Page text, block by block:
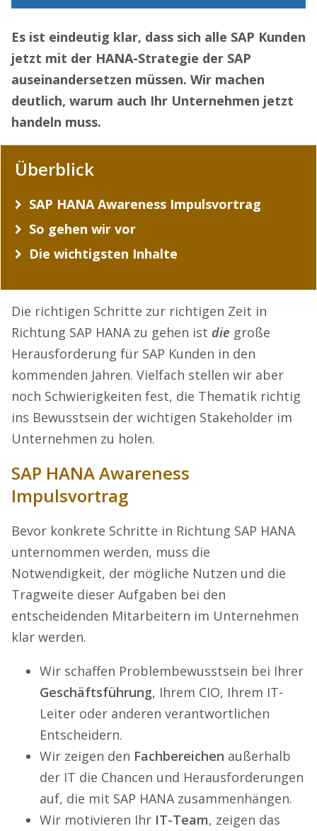
Es ist eindeutig klar, dass sich alle SAP Kunden
jetzt mit der HANA-Strategie der SAP
auseinandersetzen müssen. Wir machen
deutlich, warum auch Ihr Unternehmen jetzt
handeln muss.
Überblick
SAP HANA Awareness Impulsvortrag
So gehen wir vor
Die wichtigsten Inhalte
Die richtigen Schritte zur richtigen Zeit in
Richtung SAP HANA zu gehen ist die große
Herausforderung für SAP Kunden in den
kommenden Jahren. Vielfach stellen wir aber
noch Schwierigkeiten fest, die Thematik richtig
ins Bewusstsein der wichtigen Stakeholder im
Unternehmen zu holen.
SAP HANA Awareness
Impulsvortrag
Bevor konkrete Schritte in Richtung SAP HANA
unternommen werden, muss die
Notwendigkeit, der mögliche Nutzen und die
Tragweite dieser Aufgaben bei den
entscheidenden Mitarbeitern im Unternehmen
klar werden.
Wir schaffen Problembewusstsein bei Ihrer
Geschäftsführung, Ihrem CIO, Ihrem IT-
Leiter oder anderen verantwortlichen
Entscheidern.
Wir zeigen den Fachbereichen außerhalb
der IT die Chancen und Herausforderungen
auf, die mit SAP HANA zusammenhängen.
Wir motivieren Ihr IT-Team, zeigen das